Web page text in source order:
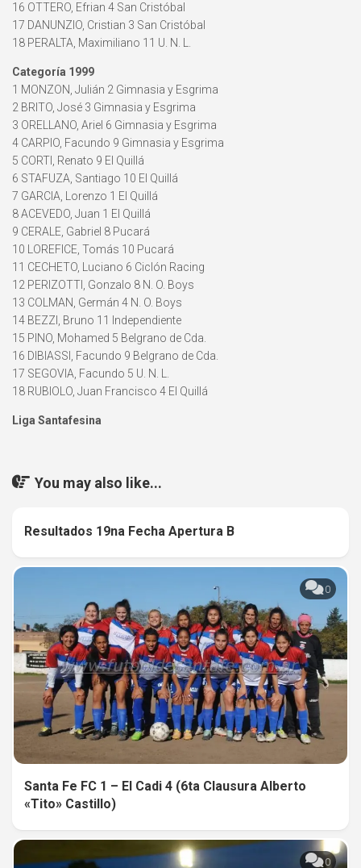
16 OTTERO, Efrian 4 San Cristóbal
17 DANUNZIO, Cristian 3 San Cristóbal
18 PERALTA, Maximiliano 11 U. N. L.
Categoría 1999
1 MONZON, Julián 2 Gimnasia y Esgrima
2 BRITO, José 3 Gimnasia y Esgrima
3 ORELLANO, Ariel 6 Gimnasia y Esgrima
4 CARPIO, Facundo 9 Gimnasia y Esgrima
5 CORTI, Renato 9 El Quillá
6 STAFUZA, Santiago 10 El Quillá
7 GARCIA, Lorenzo 1 El Quillá
8 ACEVEDO, Juan 1 El Quillá
9 CERALE, Gabriel 8 Pucará
10 LOREFICE, Tomás 10 Pucará
11 CECHETO, Luciano 6 Ciclón Racing
12 PERIZOTTI, Gonzalo 8 N. O. Boys
13 COLMAN, Germán 4 N. O. Boys
14 BEZZI, Bruno 11 Independiente
15 PINO, Mohamed 5 Belgrano de Cda.
16 DIBIASSI, Facundo 9 Belgrano de Cda.
17 SEGOVIA, Facundo 5 U. N. L.
18 RUBIOLO, Juan Francisco 4 El Quillá
Liga Santafesina
You may also like...
Resultados 19na Fecha Apertura B
0
Santa Fe FC 1 – El Cadi 4 (6ta Clausura Alberto
«Tito» Castillo)
0